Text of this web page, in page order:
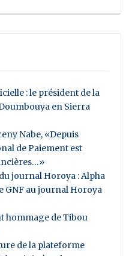
: le président de la
en Sierra
Nabe, «Depuis
de Paiement est
du journal Horoya : Alpha
GNF au journal Horoya
hommage de Tibou
de la plateforme